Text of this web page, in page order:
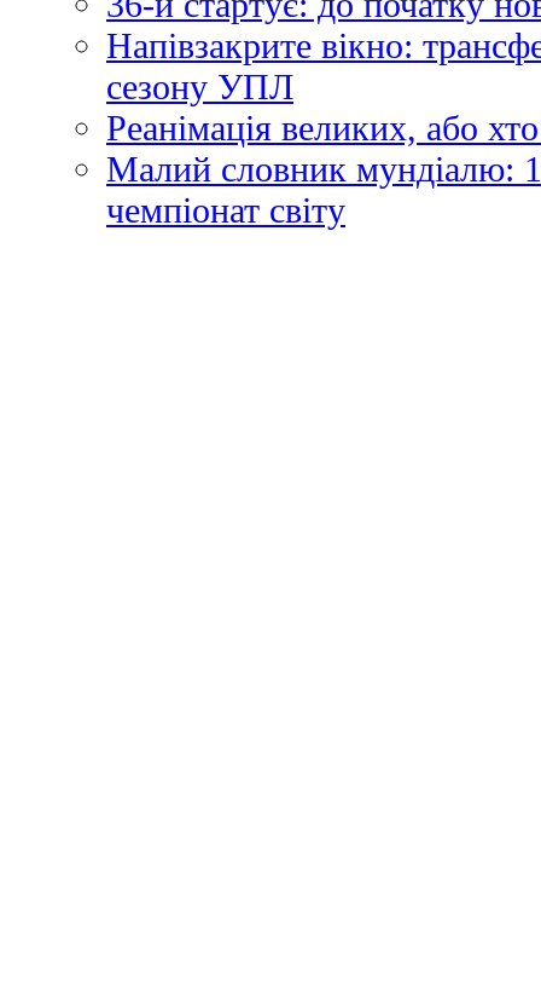
Напівзакрите вікно:
сезону УПЛ
Реанімація великих, або
Малий словник мундіалю:
чемпіонат світу